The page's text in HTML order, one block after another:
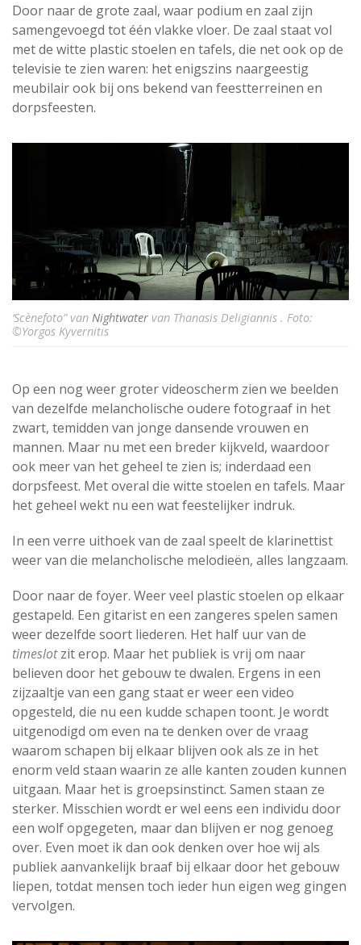
Door naar de grote zaal, waar podium en zaal zijn
samengevoegd tot één vlakke vloer. De zaal staat vol
met de witte plastic stoelen en tafels, die net ook op de
televisie te zien waren: het enigszins naargeestig
meubilair ook bij ons bekend van feestterreinen en
dorpsfeesten.
‘Scènefoto” van Nightwater van Thanasis Deligiannis . Foto:
©Yorgos Kyvernitis
Op een nog weer groter videoscherm zien we beelden
van dezelfde melancholische oudere fotograaf in het
zwart, temidden van jonge dansende vrouwen en
mannen. Maar nu met een breder kijkveld, waardoor
ook meer van het geheel te zien is; inderdaad een
dorpsfeest. Met overal die witte stoelen en tafels. Maar
het geheel wekt nu een wat feestelijker indruk.
In een verre uithoek van de zaal speelt de klarinettist
weer van die melancholische melodieën, alles langzaam.
Door naar de foyer. Weer veel plastic stoelen op elkaar
gestapeld. Een gitarist en een zangeres spelen samen
weer dezelfde soort liederen. Het half uur van de
timeslotzit erop. Maar het publiek is vrij om naar
believen door het gebouw te dwalen. Ergens in een
zijzaaltje van een gang staat er weer een video
opgesteld, die nu een kudde schapen toont. Je wordt
uitgenodigd om even na te denken over de vraag
waarom schapen bij elkaar blijven ook als ze in het
enorm veld staan waarin ze alle kanten zouden kunnen
uitgaan. Maar het is groepsinstinct. Samen staan ze
sterker. Misschien wordt er wel eens een individu door
een wolf opgegeten, maar dan blijven er nog genoeg
over. Even moet ik dan ook denken over hoe wij als
publiek aanvankelijk braaf bij elkaar door het gebouw
liepen, totdat mensen toch ieder hun eigen weg gingen
vervolgen.